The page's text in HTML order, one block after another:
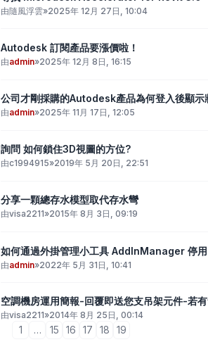
由隨風浮雲»2025年 12月 27日, 10:04
Autodesk 訂閱產品要漲價啦！
由admin»2025年 12月 8日, 16:15
公司才剛採購的Autodesk產品為何登入後顯示
由admin»2025年 11月 17日, 12:05
詢問 如何鎖住3D視圖的方位?
由c1994915»2019年 5月 20日, 22:51
分享一顆總存水模型取代存水彎
由visa2211»2015年 8月 3日, 09:19
如何通過外掛管理小工具 AddInManager 停
由admin»2022年 5月 31日, 10:41
空調機房運用簡報-回覆即送您支吊架元件-若
由visa2211»2014年 8月 25日, 00:14
1 … 15 16 17 18 19